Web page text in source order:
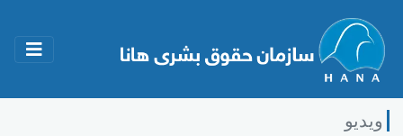
ویدیو